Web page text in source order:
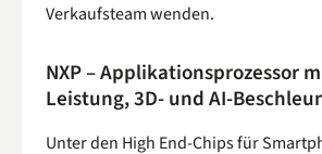
Verkaufsteam wenden.
NXP – Applikationsprozessor
Leistung, 3D- und AI-
Unter den High End-Chips für